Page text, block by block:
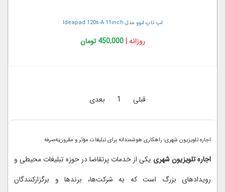
لپ تاپ لنوو مدل Ideapad 120s-A 11inch
روزانه |450,000 تومان
قبلی 1 بعدی
اجاره تلویزیون شهری؛ راهکاری هوشمندانه برای تبلیغات مؤثر و مقرون‌به‌صرفه
اجاره تلویزیون شهری یکی از خدمات پرتقاضا در حوزه تبلیغات محیطی و
رویدادهای بزرگ است که به شرکت‌ها، برندها و برگزارکنندگان